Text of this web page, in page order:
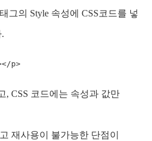
그의 Style 속성에 CSS코드를 넣
</p>
, CSS 코드에는 속성과 값만
재사용이 불가능한 단점이